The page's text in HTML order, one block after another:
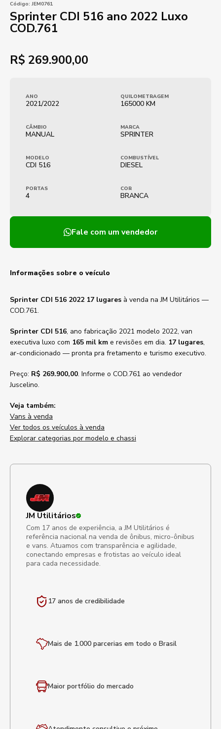
Código: JEM0761
Sprinter CDI 516 ano 2022 Luxo
COD.761
R$ 269.900,00
ANO
2021/2022
QUILOMETRAGEM
165000 KM
CÂMBIO
MANUAL
MARCA
SPRINTER
MODELO
CDI 516
COMBUSTÍVEL
DIESEL
PORTAS
4
COR
BRANCA
Fale com um vendedor
Informações sobre o veículo
Sprinter CDI 516 2022 17 lugares à venda na JM Utilitários —
COD.761.
Sprinter CDI 516, ano fabricação 2021 modelo 2022, van
executiva luxo com 165 mil km e revisões em dia. 17 lugares,
ar-condicionado — pronta pra fretamento e turismo executivo.
Preço: R$ 269.900,00. Informe o COD.761 ao vendedor
Juscelino.
Veja também:
Vans à venda
Ver todos os veículos à venda
Explorar categorias por modelo e chassi
JM Utilitários
Com 17 anos de experiência, a JM Utilitários é
referência nacional na venda de ônibus, micro-ônibus
e vans. Atuamos com transparência e agilidade,
conectando empresas e frotistas ao veículo ideal
para cada necessidade.
17 anos de credibilidade
Mais de 1.000 parcerias em todo o Brasil
Maior portfólio do mercado